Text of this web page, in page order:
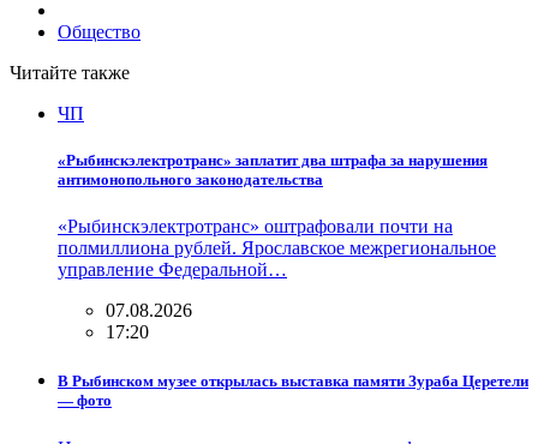
Общество
Читайте также
ЧП
«Рыбинскэлектротранс» заплатит два штрафа за нарушения
антимонопольного законодательства
«Рыбинскэлектротранс» оштрафовали почти на
полмиллиона рублей. Ярославское межрегиональное
управление Федеральной…
07.08.2026
17:20
В Рыбинском музее открылась выставка памяти Зураба Церетели
— фото